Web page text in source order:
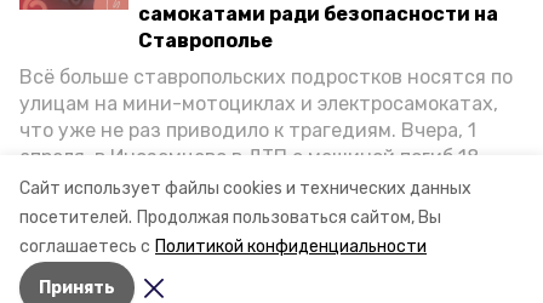
Сайт использует файлы cookies и технических данных
посетителей. Продолжая пользоваться сайтом, Вы
соглашаетесь с Политикой конфиденциальности
Принять
самокатами ради безопасности на
Ставрополье
Всё больше ставропольских подростков носятся по
улицам на мини-мотоциклах и электросамокатах,
что уже не раз приводило к трагедиям. Вчера, 1
апреля, в Иноземцево в ДТП с машиной погиб 18-
летний пассажир питбайка, катавшийся без шлема.
Как избежать несчастных случаев, обсудили на
пресс-конференции «Победы26» в РИЦ СК
представители Госавтоинспекции и Общественной
палаты Ставропольского края.
По словам Владимира Руденко,
раскопки начались ещё весной и
проходят в плановом режиме. Работы
продолжаться до тех пор, пока в городе
держится благоприятная погода,пишет
«Победа26».
Авторы: Анастасия Колмыкова